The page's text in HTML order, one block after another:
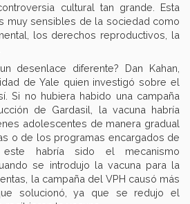
cultural tan grande. Esta
muy sensibles de la sociedad como
los derechos reproductivos, la
desenlace diferente? Dan Kahan,
de Yale quien investigó sobre el
Si no hubiera habido una campaña
de Gardasil, la vacuna habría
adolescentes de manera gradual
o de los programas encargados de
este habría sido el mecanismo
se introdujo la vacuna para la
la campaña del VPH causó más
solucionó, ya que se redujo el